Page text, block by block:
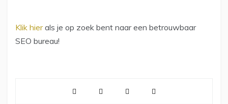
Klik hierals je op zoek bent naar een betrouwbaar
SEO bureau!